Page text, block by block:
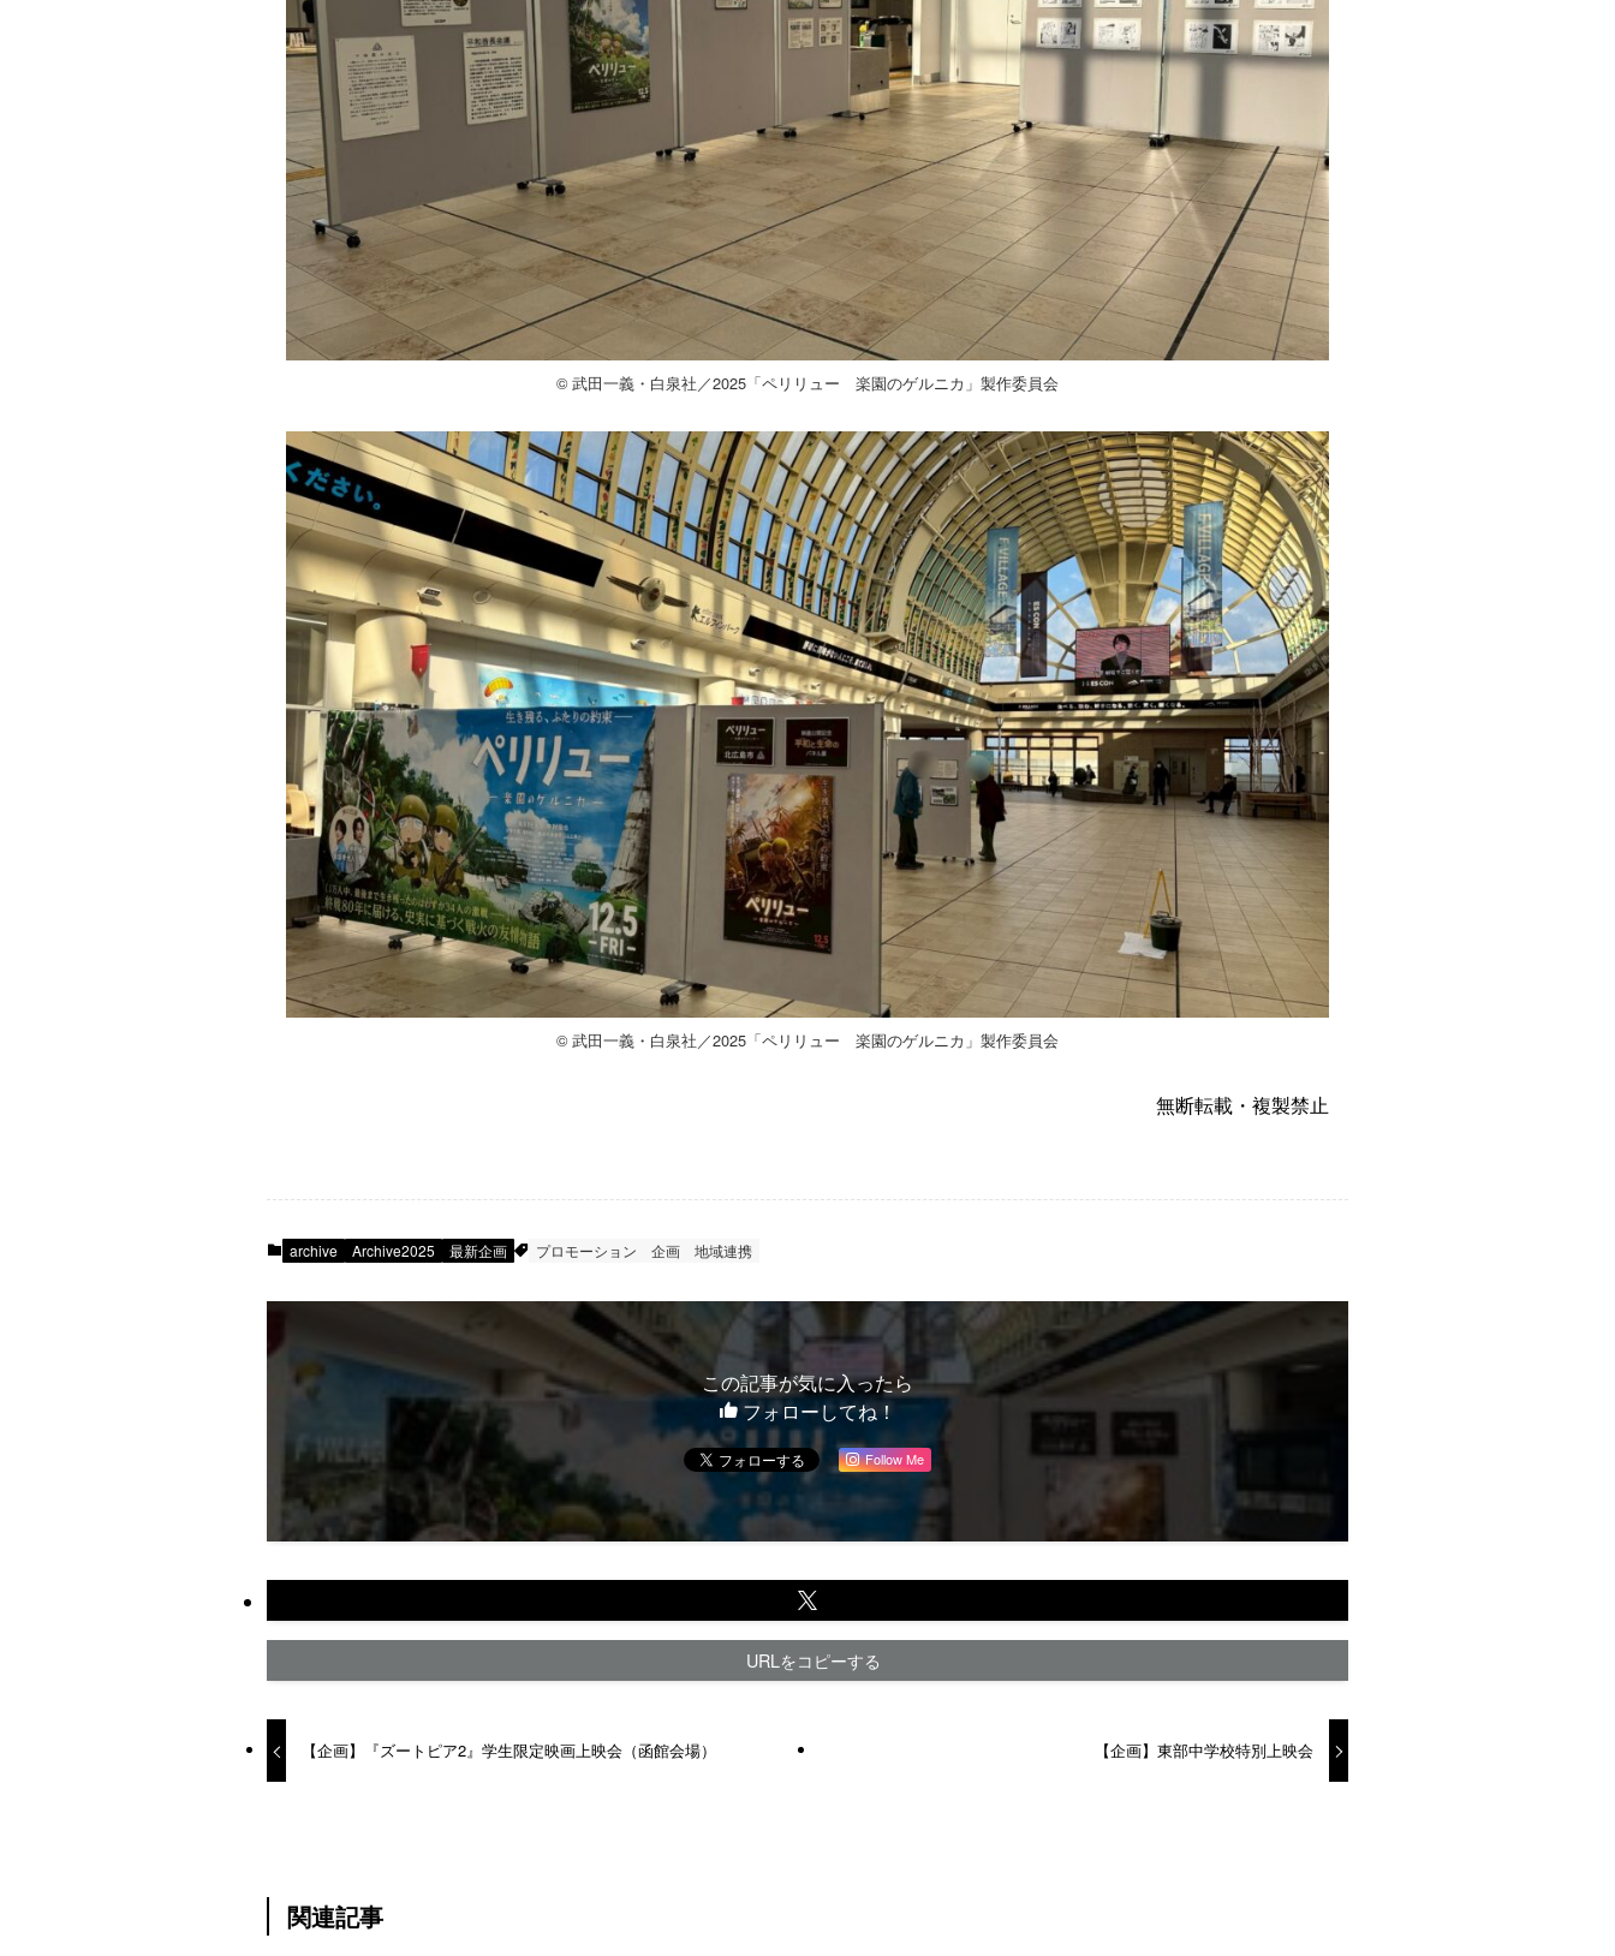
© 武田一義・白泉社／2025「ペリリュー 楽園のゲルニカ」製作委員会
© 武田一義・白泉社／2025「ペリリュー 楽園のゲルニカ」製作委員会
無断転載・複製禁止
archive Archive2025 最新企画 プロモーション 企画 地域連携
この記事が気に入ったら
フォローしてね！
Follow Me
URLをコピーする
【企画】『ズートピア2』学生限定映画上映会（函館会場） 【企画】東部中学校特別上映会
関連記事